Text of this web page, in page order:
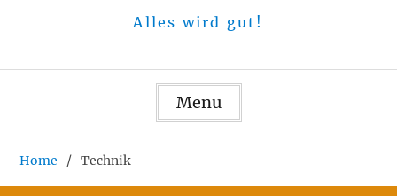
Alles wird gut!
Menu
Home Technik